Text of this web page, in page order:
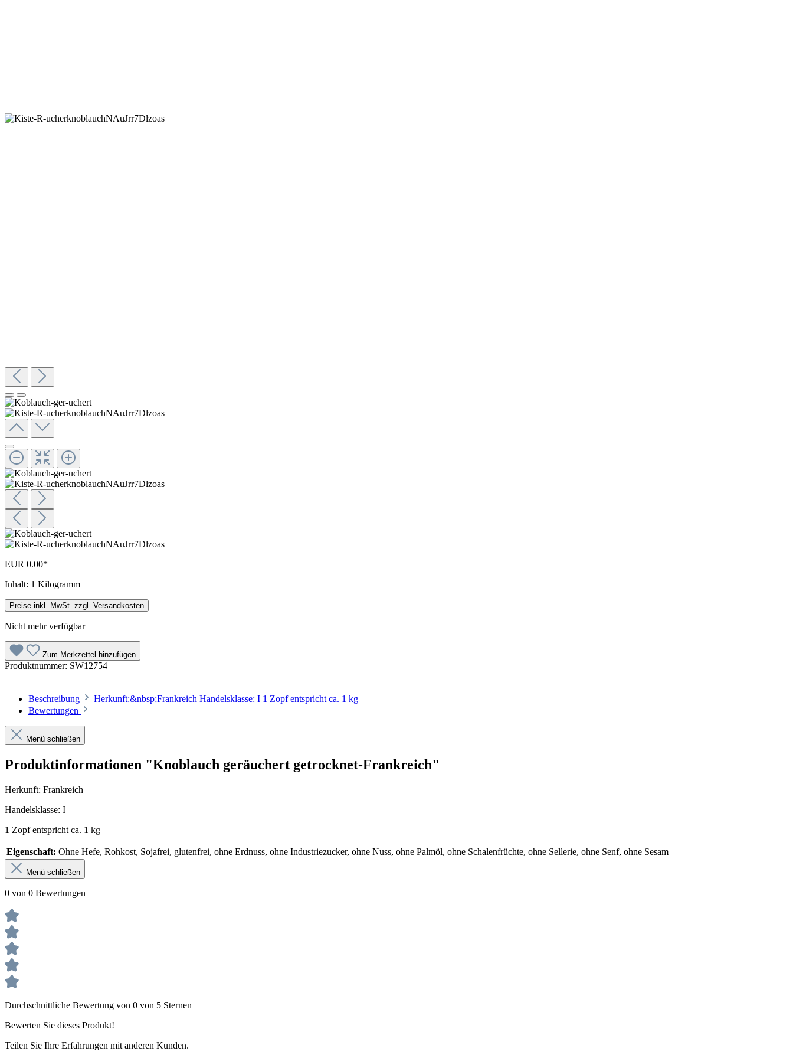
EUR 0.00*
Inhalt: 1 Kilogramm
Preise inkl. MwSt. zzgl. Versandkosten
Nicht mehr verfügbar
Zum Merkzettel hinzufügen
Produktnummer: SW12754
Beschreibung
Herkunft:&nbsp;Frankreich Handelsklasse: I 1 Zopf entspricht ca. 1 kg
Bewertungen
Menü schließen
Produktinformationen "Knoblauch geräuchert getrocknet-Frankreich"
Herkunft: Frankreich
Handelsklasse: I
1 Zopf entspricht ca. 1 kg
Eigenschaft: Ohne Hefe, Rohkost, Sojafrei, glutenfrei, ohne Erdnuss, ohne Industriezucker, ohne Nuss, ohne Palmöl, ohne Schalenfrüchte, ohne Sellerie, ohne Senf, ohne Sesam
Menü schließen
0 von 0 Bewertungen
Durchschnittliche Bewertung von 0 von 5 Sternen
Bewerten Sie dieses Produkt!
Teilen Sie Ihre Erfahrungen mit anderen Kunden.